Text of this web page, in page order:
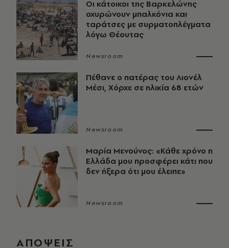
Οι κάτοικοι της Βαρκελώνης
οχυρώνουν μπαλκόνια και
ταράτσες με συρματοπλέγματα
λόγω Θέουτας
Newsroom
Πέθανε ο πατέρας του Λιονέλ
Μέσι, Χόρχε σε ηλικία 68 ετών
Newsroom
Μαρία Μενούνος: «Κάθε χρόνο η
Ελλάδα μου προσφέρει κάτι που
δεν ήξερα ότι μου έλειπε»
Newsroom
ΑΠΟΨΕΙΣ